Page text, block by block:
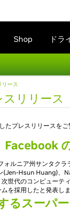
Shop ドラ
ース
リリース
たプレスリリースを
Facebook
ルニア州サンタク
(Jen-Hsun Huang)、
世代のコンピューテ
を採用したと発表しま
るスーパ